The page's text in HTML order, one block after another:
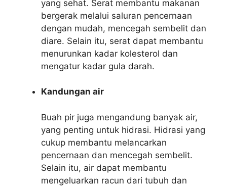
yang sehat. Serat membantu makanan
bergerak melalui saluran pencernaan
dengan mudah, mencegah sembelit dan
diare. Selain itu, serat dapat membantu
menurunkan kadar kolesterol dan
mengatur kadar gula darah.
Kandungan air
Buah pir juga mengandung banyak air,
yang penting untuk hidrasi. Hidrasi yang
cukup membantu melancarkan
pencernaan dan mencegah sembelit.
Selain itu, air dapat membantu
mengeluarkan racun dari tubuh dan